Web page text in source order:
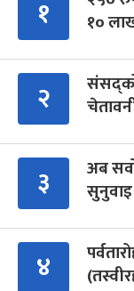
१
१०
२
संसद्को
३
अब
४